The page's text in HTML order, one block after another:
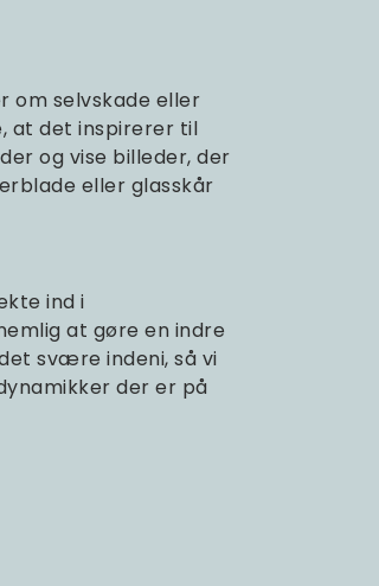
om selvskade eller
at det inspirerer til
og vise billeder, der
eller glasskår
ind i
at gøre en indre
svære indeni, så vi
der er på